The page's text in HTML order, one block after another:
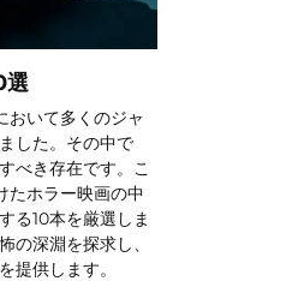
選
おいて多くのジャ
した。その中で
べき存在です。こ
たホラー映画の中
る10本を厳選しま
の深淵を探求し、
提供します。